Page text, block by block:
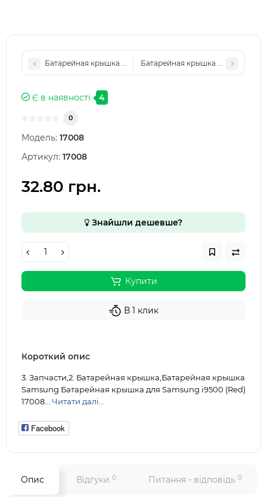
Батарейная крышка для Samsung i9200 (White)
Батарейная крышка для
Є в наявності 4
0
Модель: 17008
Артикул: 17008
32.80 грн.
Знайшли дешевше?
Купити
В 1 клик
Короткий опис
3. Запчасти,2. Батарейная крышка,Батарейная крышка
Samsung Батарейная крышка для Samsung i9500 (Red)
17008... Читати далі...
Facebook
Опис Відгуки 0 Питання - відповідь 0